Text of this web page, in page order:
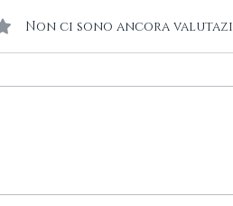
e il
0 stelle su 5.
Non ci sono ancora